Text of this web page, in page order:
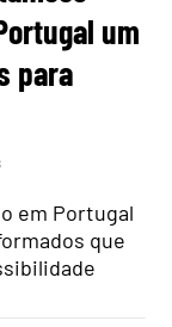
um
para
em Portugal
que